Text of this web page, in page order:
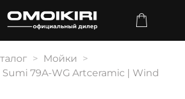
Мойки
79A-WG Artceramic | Wind